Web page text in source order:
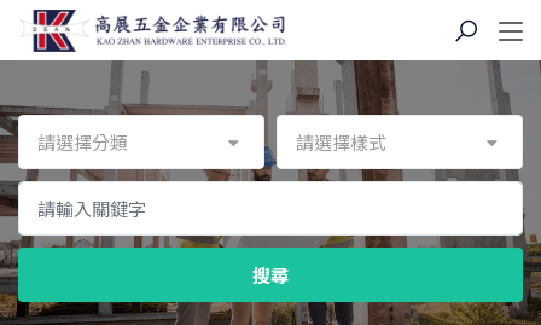
請選擇分類 請選擇樣式
搜尋